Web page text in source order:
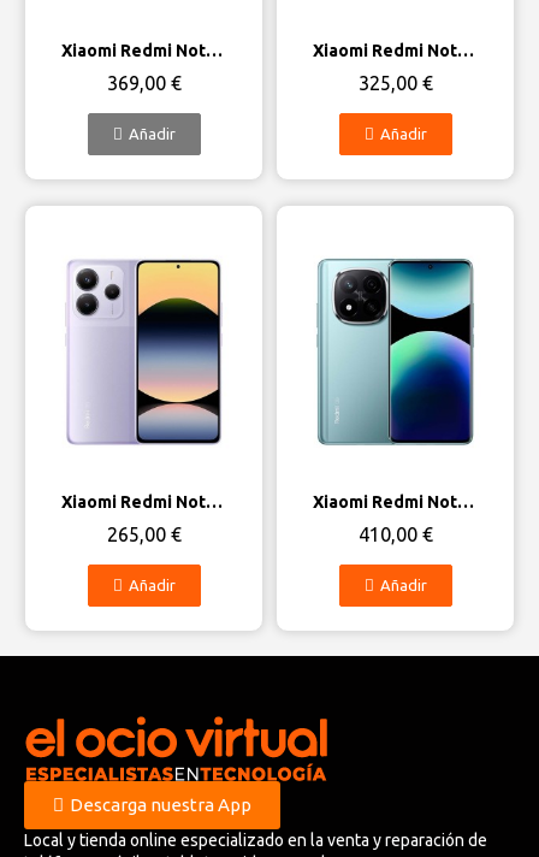
Vista rápida Xiaomi Redmi Note 13 Pro+ 5G
369,00 €
Añadir
Vista rápida Xiaomi Redmi Note 14 Pro 5G
325,00 €
Añadir
Vista rápida Xiaomi Redmi Note 14 5G
265,00 €
Añadir
Vista rápida Xiaomi Redmi Note 14 Pro Plus 5G
410,00 €
Añadir
Descarga nuestra App
Local y tienda online especializado en la venta y reparación de